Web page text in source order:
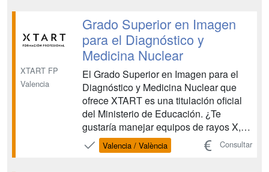
registros gráficos del cuerpo humano?
Para ello necesit...
XTART FP
Valencia
Grado Superior en Imagen
para el Diagnóstico y
Medicina Nuclear
El Grado Superior en Imagen para el
Diagnóstico y Medicina Nuclear que
ofrece XTART es una titulación oficial
del Ministerio de Educación. ¿Te
gustaría manejar equipos de rayos X,
de resonancia magnética y de medicina
nuclear? ¿Colaborar en la realización
Valencia / València Consultar